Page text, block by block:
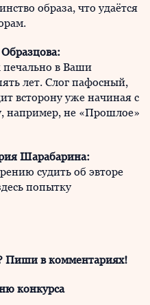
образа, что удаётся
печально в Ваши
лет. Слог пафосный,
всторону уже начиная с
например, не «Прошлое»
Шарабарина:
судить об эвторе
попытку
Пиши в комментариях!
конкурса